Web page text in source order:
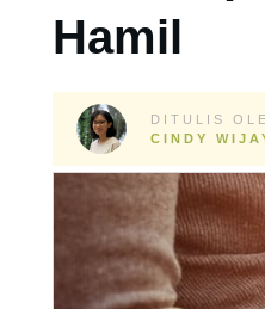
Hamil
DITULIS
CINDY